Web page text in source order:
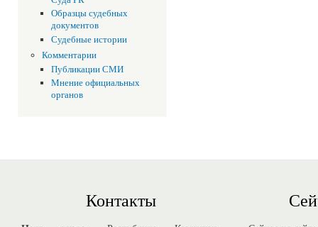
Образцы судебных
документов
Судебные истории
Комментарии
Публикации СМИ
Мнение официальных
органов
Контакты